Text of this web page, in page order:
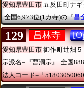
愛知県豊田市 五反田町ナ
全国6,973位(1カ寺)の『昌
129 昌林寺
愛知県豊田市 御作町辻畑
宗派名=『曹洞宗』
全国
法人コード=「